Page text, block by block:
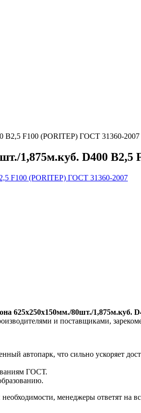
B2,5 F100 (PORITEP) ГОСТ 31360-2007
1,875м.куб. D400
625х250х150мм./80шт./
и поставщиками,
автопарк, что сильно ускоряет
ГОСТ.
менеджеры ответят на